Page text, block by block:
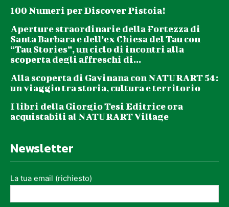
100 Numeri per Discover Pistoia!
Aperture straordinarie della Fortezza di
Santa Barbara e dell’ex Chiesa del Tau con
“Tau Stories”, un ciclo di incontri alla
scoperta degli affreschi di...
Alla scoperta di Gavinana con NATURART 54:
un viaggio tra storia, cultura e territorio
I libri della Giorgio Tesi Editrice ora
acquistabili al NATURART Village
Newsletter
La tua email (richiesto)